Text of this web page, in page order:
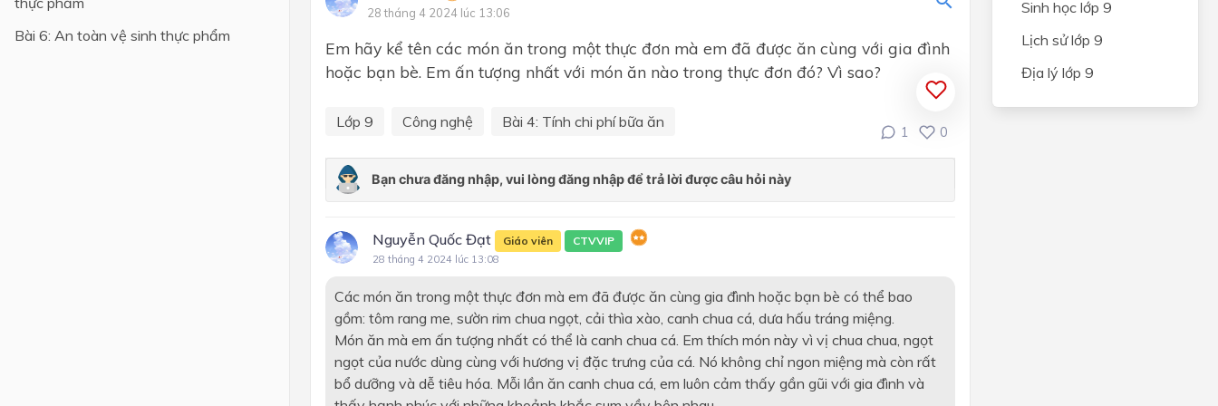
Lớp 4
CHĂM SÓC MỘT SỐ LOẠI CÂY
ĂN QUẢ PHỔ BIẾN
QUAN ĐẾN TRỒNG CÂY ĂN
QUẢ
CHẾ BIẾN THỰC PHẨM
Chủ đề 2. Thực hành chế biến
Chủ đề 3. Ngành nghề liên quan
đến chế biến thực phẩm
ĐỊNH HƯỚNG NGHỀ NGHIỆP
LẮP ĐẶT MẠNG ĐIỆN TRONG
NHÀ
Bài 6: An toàn vệ sinh thực phẩm
28 tháng 4 2024 lúc 13:06
Em hãy kể tên các món ăn trong một thực đơn mà em đã được ăn cùng với gia đình
hoặc bạn bè. Em ấn tượng nhất với món ăn nào trong thực đơn đó? Vì sao?
Lớp 9 Công nghệ Bài 4: Tính chi phí bữa ăn
1 0
Nguyễn Quốc Đạt Giáo viên CTVVIP
28 tháng 4 2024 lúc 13:08
Các món ăn trong một thực đơn mà em đã được ăn cùng gia đình hoặc bạn bè có thể bao
gồm: tôm rang me, sườn rim chua ngọt, cải thìa xào, canh chua cá, dưa hấu tráng miệng.
Món ăn mà em ấn tượng nhất có thể là canh chua cá. Em thích món này vì vị chua chua, ngọt
ngọt của nước dùng cùng với hương vị đặc trưng của cá. Nó không chỉ ngon miệng mà còn rất
bổ dưỡng và dễ tiêu hóa. Mỗi lần ăn canh chua cá, em luôn cảm thấy gần gũi với gia đình và
Sinh học lớp 9
Lịch sử lớp 9
Địa lý lớp 9